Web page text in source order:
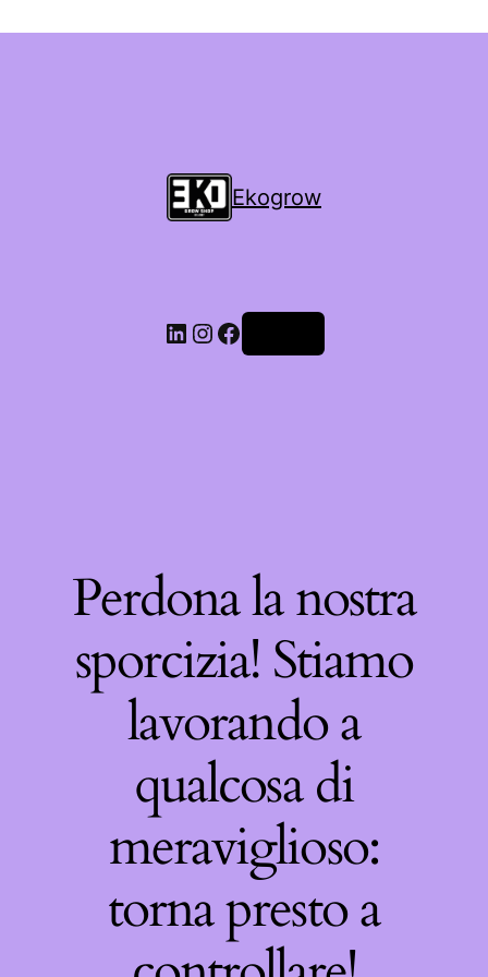
Ekogrow
Perdona la nostra
sporcizia! Stiamo
lavorando a
qualcosa di
meraviglioso:
torna presto a